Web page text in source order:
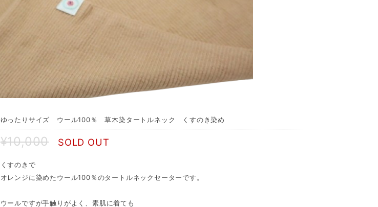
ゆったりサイズ ウール100％ 草木染タートルネック くすのき染め
¥10,000 SOLD OUT
くすのきで
オレンジに染めたウール100％のタートルネックセーターです。
ウールですが手触りがよく、素肌に着ても